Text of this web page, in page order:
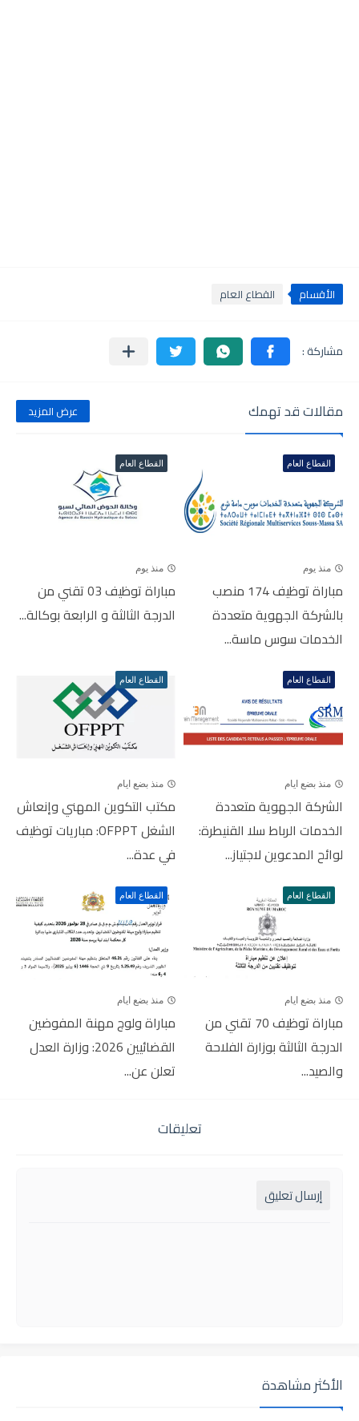
الأقسام القطاع العام
مقالات قد تهمك عرض المزيد
القطاع العام
منذ يوم
مباراة توظيف 174 منصب
بالشركة الجهوية متعددة
الخدمات سوس ماسة...
القطاع العام
منذ يوم
مباراة توظيف 03 تقني من
الدرجة الثالثة و الرابعة بوكالة...
القطاع العام
منذ بضع ايام
الشركة الجهوية متعددة
الخدمات الرباط سلا القنيطرة:
لوائح المدعوين لاجتياز...
القطاع العام
منذ بضع ايام
مكتب التكوين المهني وإنعاش
الشغل OFPPT: مباريات توظيف
في عدة...
القطاع العام
منذ بضع ايام
مباراة توظيف 70 تقني من
الدرجة الثالثة بوزارة الفلاحة
والصيد...
القطاع العام
منذ بضع ايام
مباراة ولوج مهنة المفوضين
القضائيين 2026: وزارة العدل
تعلن عن...
تعليقات
إرسال تعليق
الأكثر مشاهدة